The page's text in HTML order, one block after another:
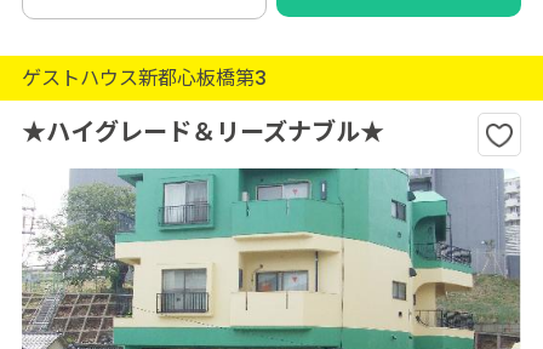
ゲストハウス新都心板橋第3
★ハイグレード＆リーズナブル★